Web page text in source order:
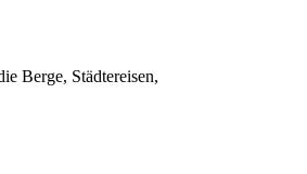
Berge, Städtereisen,